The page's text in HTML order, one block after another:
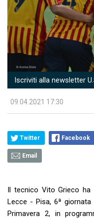
Iscriviti alla newsletter
09.04.2021 17:30
Twitter Facebook
Email
Il tecnico Vito Grieco
Lecce - Pisa, 6ª
Primavera 2, in